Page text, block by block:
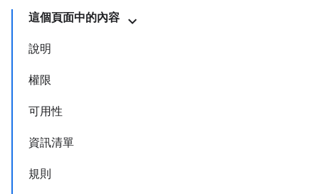
這個頁面中的內容
說明
權限
可用性
資訊清單
規則